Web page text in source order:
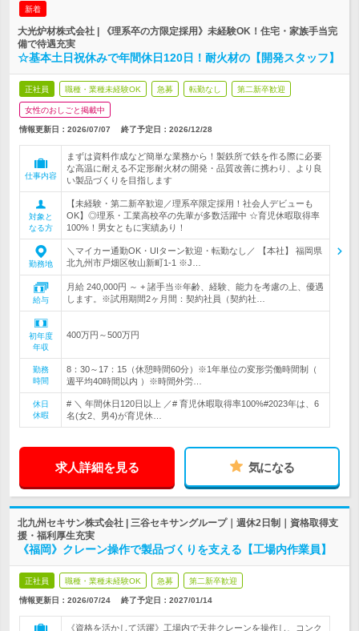
新着
大光炉材株式会社 | 《理系卒の方限定採用》未経験OK！住宅・家族手当完
備で待遇充実
☆基本土日祝休みで年間休日120日！耐火材の【開発スタッフ】
正社員 職種・業種未経験OK 急募 転勤なし 第二新卒歓迎
女性のおしごと掲載中
情報更新日：2026/07/07 終了予定日： 2026/12/28
仕事内容
まずは資料作成など簡単な業務から！製鉄所で鉄を作る際に必要
な高温に耐える不定形耐火材の開発・品質改善に携わり、より良
い製品づくりを目指します
対象と
なる方
【未経験・第二新卒歓迎／理系卒限定採用！社会人デビューも
OK】◎理系・工業高校卒の先輩が多数活躍中 ☆育児休暇取得率
100%！男女ともに実績あり！
勤務地
＼マイカー通勤OK・UIターン歓迎・転勤なし／ 【本社】 福岡県
北九州市戸畑区牧山新町1-1 ※J…
給与
月給 240,000円 ～ + 諸手当※年齢、経験、能力を考慮の上、優遇
します。※試用期間2ヶ月間：契約社員（契約社…
初年度
年収
400万円～500万円
勤務
時間
8：30～17：15（休憩時間60分）※1年単位の変形労働時間制（
週平均40時間以内 ）※時間外労…
休日
休暇
# ＼ 年間休日120日以上 ／# 育児休暇取得率100%#2023年は、6
名(女2、男4)が育児休…
求人詳細を見る 気になる
北九州セキサン株式会社 | 三谷セキサングループ｜週休2日制｜資格取得支
援・福利厚生充実
《福岡》クレーン操作で製品づくりを支える【工場内作業員】
正社員 職種・業種未経験OK 急募 第二新卒歓迎
情報更新日：2026/07/24 終了予定日： 2027/01/14
《資格を活かして活躍》工場内で天井クレーンを操作し、コンク